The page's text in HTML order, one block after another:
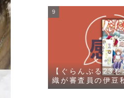
【ぐらんぶる23
織が審査員の伊豆
紗と愛菜の勝負が